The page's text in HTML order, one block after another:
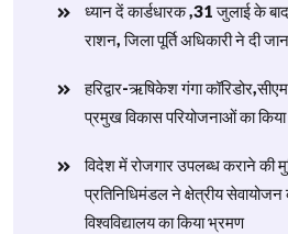
ध्यान दें कार्डधारक ,31 जुलाई के
राशन, जिला पूर्ति अधिकारी ने दी
हरिद्वार-ऋषिकेश गंगा
प्रमुख विकास परियोजनाओं का किया
विदेश में रोजगार उपलब्ध कराने की
प्रतिनिधिमंडल ने क्षेत्रीय सेवायोजन
विश्वविद्यालय का किया भ्रमण